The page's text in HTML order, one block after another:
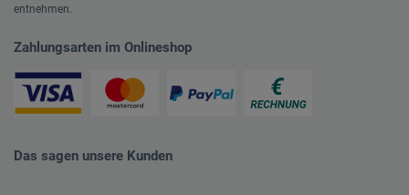
entnehmen.
Zahlungsarten im Onlineshop
Das sagen unsere Kunden